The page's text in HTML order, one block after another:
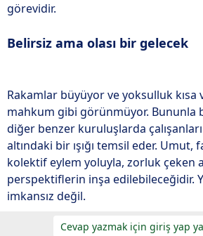
görevidir.
Belirsiz ama olası bir gelecek
Rakamlar büyüyor ve yoksulluk kısa
mahkum gibi görünmüyor. Bununla
diğer benzer kuruluşlarda
altındaki bir ışığı temsil eder. Umut,
kolektif eylem yoluyla, zorluk çeken
perspektiflerin inşa edilebileceğidir.
imkansız değil.
Cevap yazmak için giriş yap